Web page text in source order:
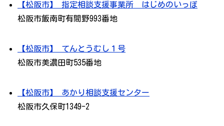
【松阪市】 指定相談支援事業所 はじめのいっぽ
松阪市飯南町有間野993番地
【松阪市】 てんとうむし１号
松阪市美濃田町535番地
【松阪市】 あかり相談支援センター
松阪市久保町1349-2